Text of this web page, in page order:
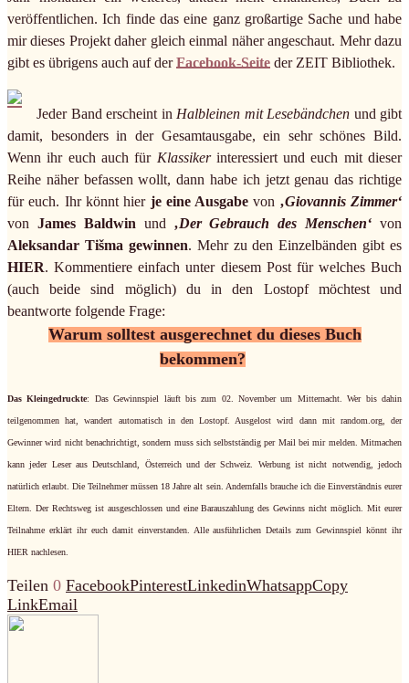
veröffentlichen. Ich finde das eine ganz großartige Sache und habe
mir dieses Projekt daher gleich einmal näher angeschaut. Mehr dazu
gibt es übrigens auch auf derFacebook-Seite der ZEIT Bibliothek.
Jeder Band erscheint in Halbleinen mit Lesebändchen und gibt
damit, besonders in der Gesamtausgabe, ein sehr schönes Bild.
Wenn ihr euch auch für Klassikerinteressiert und euch mit dieser
Reihe näher befassen wollt, dann habe ich jetzt genau das richtige
für euch. Ihr könnt hier je eine Ausgabe von ‚Giovannis Zimmer‘
von James Baldwin und ‚Der Gebrauch des Menschen‘ von
Aleksandar Tišma gewinnen. Mehr zu den Einzelbänden gibt es
HIER. Kommentiere einfach unter diesem Post für welches Buch
(auch beide sind möglich) du in den Lostopf möchtest und
beantworte folgende Frage:
Warum solltest ausgerechnet du dieses Buch
bekommen?
Das Kleingedruckte: Das Gewinnspiel läuft bis zum 02. November um Mitternacht. Wer bis dahin
teilgenommen hat, wandert automatisch in den Lostopf. Ausgelost wird dann mit random.org, der
Gewinner wird nicht benachrichtigt, sondern muss sich selbstständig per Mail bei mir melden. Mitmachen
kann jeder Leser aus Deutschland, Österreich und der Schweiz. Werbung ist nicht notwendig, jedoch
natürlich erlaubt. Die Teilnehmer müssen 18 Jahre alt sein. Andernfalls brauche ich die Einverständnis eurer
Eltern. Der Rechtsweg ist ausgeschlossen und eine Barauszahlung des Gewinns nicht möglich. Mit eurer
Teilnahme erklärt ihr euch damit einverstanden. Alle ausführlichen Details zum Gewinnspiel könnt ihr
HIER nachlesen.
Teilen 0 FacebookPinterestLinkedinWhatsappCopy
LinkEmail